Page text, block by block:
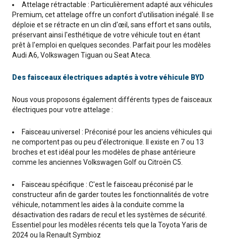
Attelage rétractable : Particulièrement adapté aux véhicules
Premium, cet attelage offre un confort d'utilisation inégalé. Il se
déploie et se rétracte en un clin d'œil, sans effort et sans outils,
préservant ainsi l'esthétique de votre véhicule tout en étant
prêt à l'emploi en quelques secondes. Parfait pour les modèles
Audi A6, Volkswagen Tiguan ou Seat Ateca.
Des faisceaux électriques adaptés à votre véhicule BYD
Nous vous proposons également différents types de faisceaux
électriques pour votre attelage :
Faisceau universel : Préconisé pour les anciens véhicules qui
ne comportent pas ou peu d'électronique. Il existe en 7 ou 13
broches et est idéal pour les modèles de phase antérieure
comme les anciennes Volkswagen Golf ou Citroën C5.
Faisceau spécifique : C'est le faisceau préconisé par le
constructeur afin de garder toutes les fonctionnalités de votre
véhicule, notamment les aides à la conduite comme la
désactivation des radars de recul et les systèmes de sécurité.
Essentiel pour les modèles récents tels que la Toyota Yaris de
2024 ou la Renault Symbioz